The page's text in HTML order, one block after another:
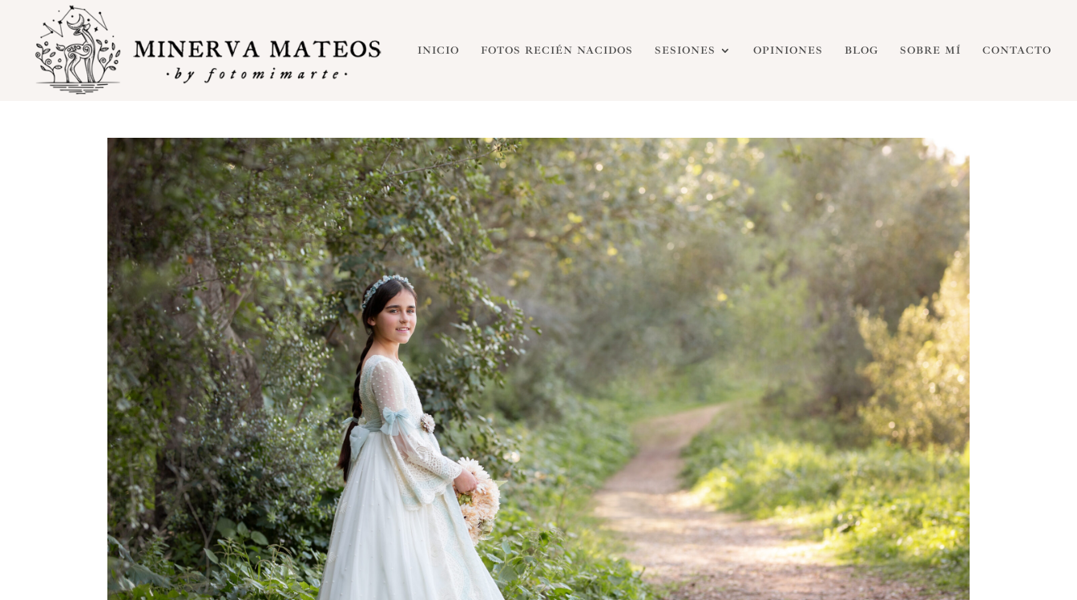
INICIO FOTOS RECIÉN NACIDOS SESIONES OPINIONES BLOG SOBRE MÍ CONTACTO